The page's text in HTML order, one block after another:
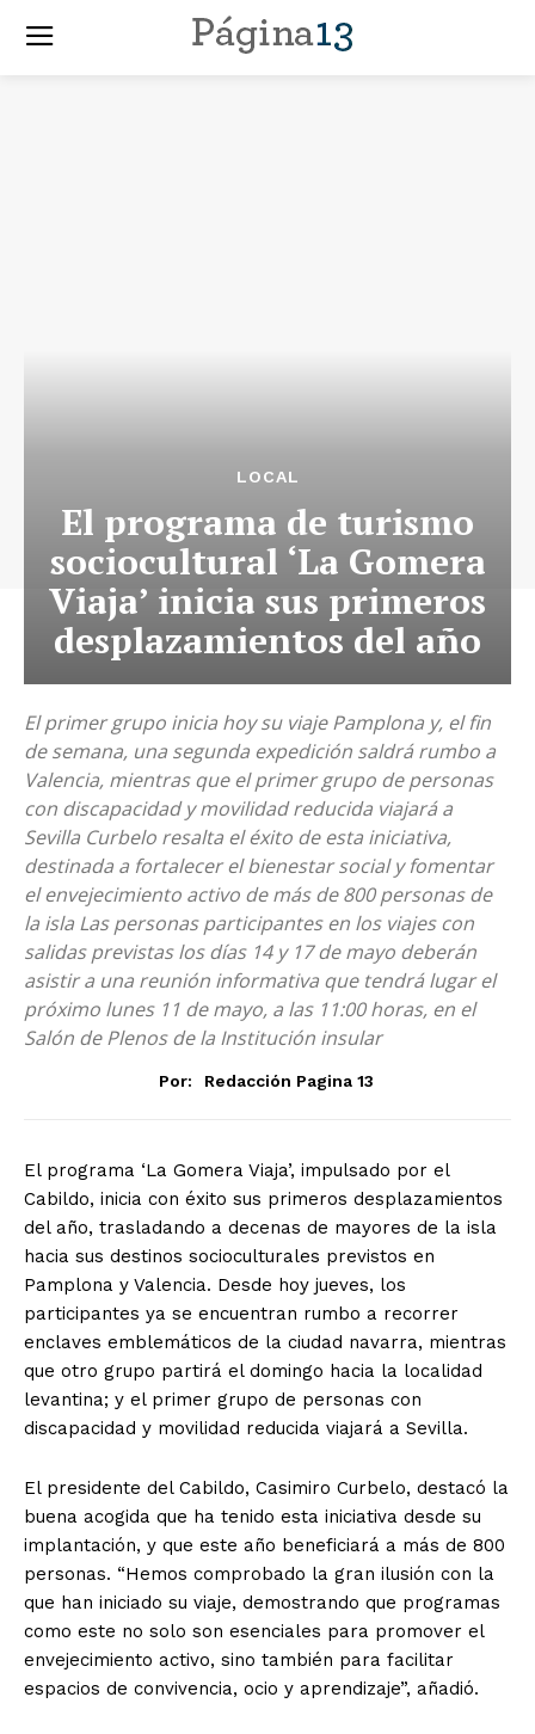
LOCAL
El programa de turismo
sociocultural ‘La Gomera
Viaja’ inicia sus primeros
desplazamientos del año
El primer grupo inicia hoy su viaje Pamplona y, el fin
de semana, una segunda expedición saldrá rumbo a
Valencia, mientras que el primer grupo de personas
con discapacidad y movilidad reducida viajará a
Sevilla Curbelo resalta el éxito de esta iniciativa,
destinada a fortalecer el bienestar social y fomentar
el envejecimiento activo de más de 800 personas de
la isla Las personas participantes en los viajes con
salidas previstas los días 14 y 17 de mayo deberán
asistir a una reunión informativa que tendrá lugar el
próximo lunes 11 de mayo, a las 11:00 horas, en el
Salón de Plenos de la Institución insular
Por: Redacción Pagina 13
El programa ‘La Gomera Viaja’, impulsado por el
Cabildo, inicia con éxito sus primeros desplazamientos
del año, trasladando a decenas de mayores de la isla
hacia sus destinos socioculturales previstos en
Pamplona y Valencia. Desde hoy jueves, los
participantes ya se encuentran rumbo a recorrer
enclaves emblemáticos de la ciudad navarra, mientras
que otro grupo partirá el domingo hacia la localidad
levantina; y el primer grupo de personas con
discapacidad y movilidad reducida viajará a Sevilla.
El presidente del Cabildo, Casimiro Curbelo, destacó la
buena acogida que ha tenido esta iniciativa desde su
implantación, y que este año beneficiará a más de 800
personas. “Hemos comprobado la gran ilusión con la
que han iniciado su viaje, demostrando que programas
como este no solo son esenciales para promover el
envejecimiento activo, sino también para facilitar
espacios de convivencia, ocio y aprendizaje”, añadió.